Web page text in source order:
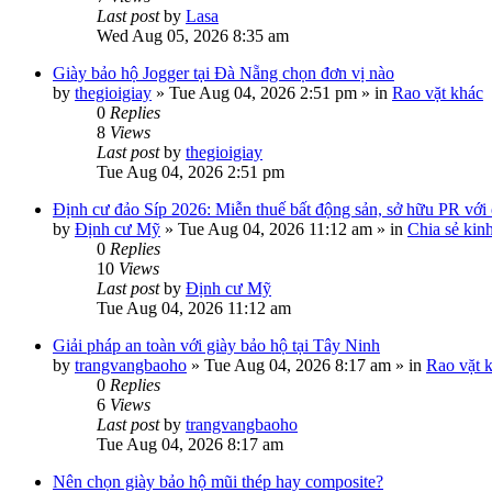
Last postby Lasa
Wed Aug 05, 2026 8:35 am
Giày bảo hộ Jogger tại Đà Nẵng chọn đơn vị nào
by thegioigiay » Tue Aug 04, 2026 2:51 pm » in Rao vặt khác
0 Replies
8 Views
Last postby thegioigiay
Tue Aug 04, 2026 2:51 pm
Định cư đảo Síp 2026: Miễn thuế bất động sản, sở hữu PR
by Định cư Mỹ » Tue Aug 04, 2026 11:12 am » in Chia sẻ
0 Replies
10 Views
Last postby Định cư Mỹ
Tue Aug 04, 2026 11:12 am
Giải pháp an toàn với giày bảo hộ tại Tây Ninh
by trangvangbaoho » Tue Aug 04, 2026 8:17 am » in Rao vặt
0 Replies
6 Views
Last postby trangvangbaoho
Tue Aug 04, 2026 8:17 am
Nên chọn giày bảo hộ mũi thép hay composite?